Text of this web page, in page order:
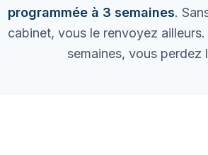
programmée à 3 semaines.
cabinet, vous le renvoyez
semaines, vous perdez